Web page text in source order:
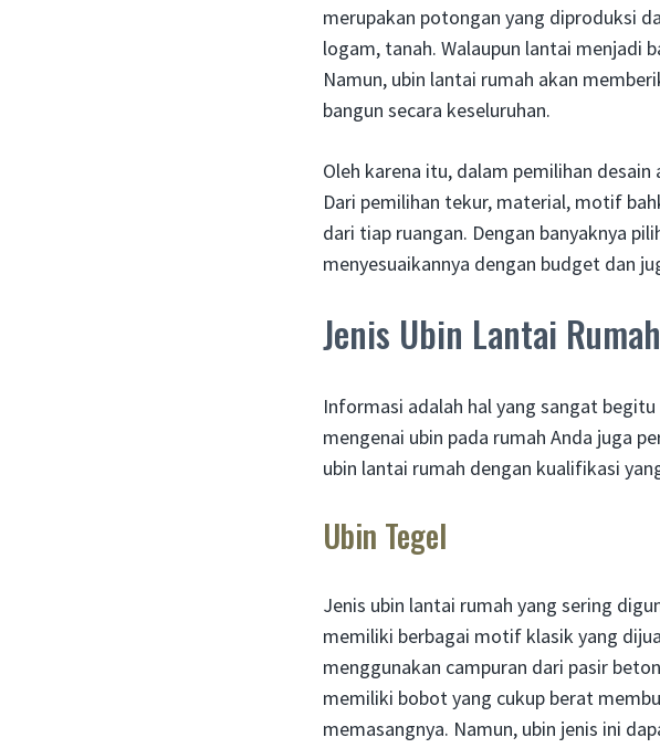
merupakan potongan yang diproduksi
logam, tanah. Walaupun lantai menjadi
Namun, ubin lantai rumah akan
bangun secara keseluruhan.
Oleh karena itu, dalam pemilihan
Dari pemilihan tekur, material, motif
dari tiap ruangan. Dengan banyaknya
menyesuaikannya dengan budget dan
Jenis Ubin Lantai Rumah
Informasi adalah hal yang sangat
mengenai ubin pada rumah Anda juga
ubin lantai rumah dengan kualifikasi
Ubin Tegel
Jenis ubin lantai rumah yang sering
memiliki berbagai motif klasik yang
menggunakan campuran dari pasir
memiliki bobot yang cukup berat
memasangnya. Namun, ubin jenis ini